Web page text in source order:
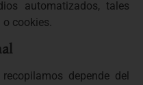
automatizados, tales
cookies.
depende del